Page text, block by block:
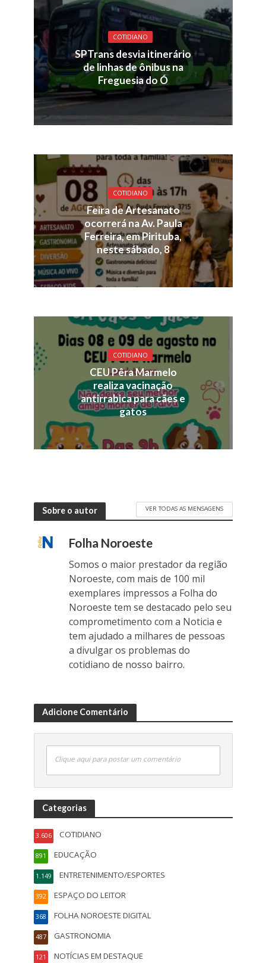
COTIDIANO
SPTrans desvia itinerário
de linhas de ônibus na
Freguesia do Ó
COTIDIANO
Feira de Artesanato
ocorrerá na Av. Paula
Ferreira, em Pirituba,
neste sábado, 8
COTIDIANO
CEU Pêra Marmelo
realiza vacinação
antirrabica para cães e
gatos
Sobre o autor VER TODAS AS MENSAGENS
Folha Noroeste
Somos o maior prestador da região
Noroeste, com mais de 100 mil
exemplares impressos a Folha do
Noroeste tem se destacado pelo seu
comprometimento com a Noticia e
tem ajudado a milhares de pessoas
a divulgar os problemas do
cotidiano de nosso bairro.
Adicione Comentário
Clique aqui para postar um comentário
Categorias
COTIDIANO
3.606
EDUCAÇÃO
891
ENTRETENIMENTO/ESPORTES
1.149
ESPAÇO DO LEITOR
392
FOLHA NOROESTE DIGITAL
368
GASTRONOMIA
487
NOTÍCIAS EM DESTAQUE
121